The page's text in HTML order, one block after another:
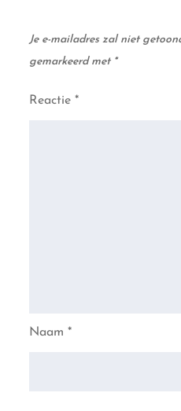
Je e-mailadres zal niet
gemarkeerd met *
Reactie*
Naam*